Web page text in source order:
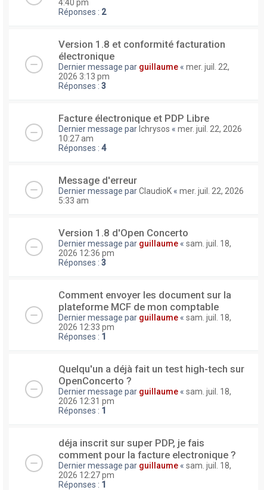
4:40 pm
Réponses : 2
Version 1.8 et conformité facturation
électronique
Dernier message par guillaume « mer. juil. 22,
2026 3:13 pm
Réponses : 3
Facture électronique et PDP Libre
Dernier message par lchrysos « mer. juil. 22, 2026
10:27 am
Réponses : 4
Message d'erreur
Dernier message parClaudioK « mer. juil. 22, 2026
5:33 am
Version 1.8 d'Open Concerto
Dernier message par guillaume « sam. juil. 18,
2026 12:36 pm
Réponses : 3
Comment envoyer les document sur la
plateforme MCF de mon comptable
Dernier message par guillaume « sam. juil. 18,
2026 12:33 pm
Réponses : 1
Quelqu'un a déjà fait un test high-tech sur
OpenConcerto ?
Dernier message par guillaume « sam. juil. 18,
2026 12:31 pm
Réponses : 1
déja inscrit sur super PDP, je fais
comment pour la facture electronique ?
Dernier message par guillaume « sam. juil. 18,
2026 12:27 pm
Réponses : 1